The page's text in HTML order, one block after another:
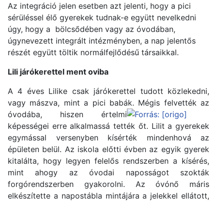
Az integráció jelen esetben azt jelenti, hogy a pici
sérüléssel élő gyerekek tudnak-e együtt nevelkedni
úgy, hogy a bölcsődében vagy az óvodában,
úgynevezett integrált intézményben, a nap jelentős
részét együtt töltik normálfejlődésű társaikkal.
Lili járókerettel ment oviba
A 4 éves Lilike csak járókerettel tudott közlekedni,
vagy mászva, mint a pici babák. Mégis felvették az
óvodába, hiszen értelmi
képességei erre alkalmassá tették őt. Lilit a gyerekek
egymással versenyben kísérték mindenhová az
épületen belül. Az iskola előtti évben az egyik gyerek
kitalálta, hogy legyen felelős rendszerben a kísérés,
mint ahogy az óvodai naposságot szokták
forgórendszerben gyakorolni. Az óvónő máris
elkészítette a napostábla mintájára a jelekkel ellátott,